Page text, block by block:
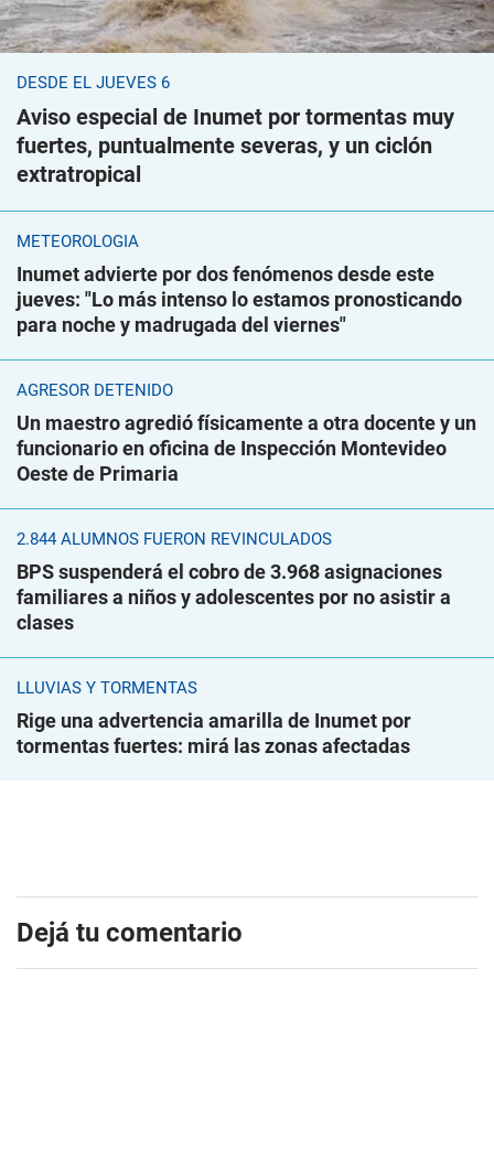
DESDE EL JUEVES 6
Aviso especial de Inumet por tormentas muy
fuertes, puntualmente severas, y un ciclón
extratropical
METEOROLOGÍA
Inumet advierte por dos fenómenos desde este
jueves: "Lo más intenso lo estamos pronosticando
para noche y madrugada del viernes"
AGRESOR DETENIDO
Un maestro agredió físicamente a otra docente y un
funcionario en oficina de Inspección Montevideo
Oeste de Primaria
2.844 ALUMNOS FUERON REVINCULADOS
BPS suspenderá el cobro de 3.968 asignaciones
familiares a niños y adolescentes por no asistir a
clases
LLUVIAS Y TORMENTAS
Rige una advertencia amarilla de Inumet por
tormentas fuertes: mirá las zonas afectadas
Dejá tu comentario